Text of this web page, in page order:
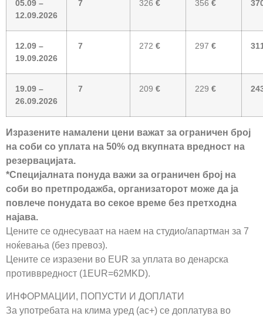
05.09 –
12.09.2026
7 326 € 356 €
12.09 –
19.09.2026
7 272 € 297 €
19.09 –
26.09.2026
7 209 € 229 €
Изразените намалени цени важат за ограничен број
на соби со уплата на 50% од вкупната вредност на
резервацијата.
*Специјалната понуда важи за ограничен број на
соби во претпродажба, организаторот може да ја
повлече понудата во секое време без претходна
најава.
Цените се однесуваат на наем на студио/апартман за 7
ноќевања (без превоз).
Цените се изразени во EUR за уплата во денарска
противвредност (1EUR=62MKD).
ИНФОРМАЦИИ, ПОПУСТИ И ДОПЛАТИ
За употребата на клима уред (ac+) се доплатува во